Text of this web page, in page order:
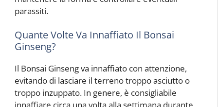
parassiti.
Quante Volte Va Innaffiato Il Bonsai
Ginseng?
Il Bonsai Ginseng va innaffiato con attenzione,
evitando di lasciare il terreno troppo asciutto o
troppo inzuppato. In genere, è consigliabile